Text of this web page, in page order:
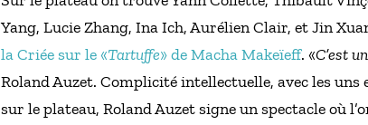
Yang, Lucie Zhang, Ina Ich, Aurélien Clair, et Jin
la Criée sur le «Tartuffe» de Macha Makeïeff. «C’est
Roland Auzet. Complicité intellectuelle, avec les uns
sur le plateau, Roland Auzet signe un spectacle où